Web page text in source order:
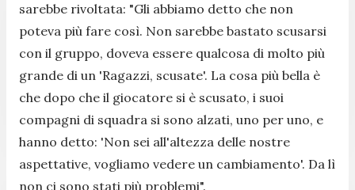
sarebbe rivoltata: "Gli abbiamo detto che non
poteva più fare così. Non sarebbe bastato scusarsi
con il gruppo, doveva essere qualcosa di molto più
grande di un 'Ragazzi, scusate'. La cosa più bella è
che dopo che il giocatore si è scusato, i suoi
compagni di squadra si sono alzati, uno per uno, e
hanno detto: 'Non sei all'altezza delle nostre
aspettative, vogliamo vedere un cambiamento'. Da lì
non ci sono stati più problemi".